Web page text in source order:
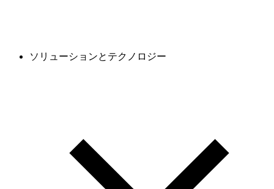
ソリューションとテクノロジー